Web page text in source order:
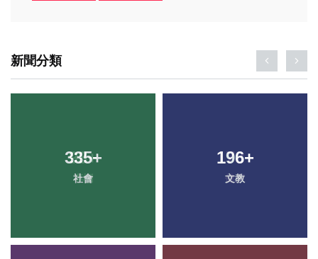
新聞分類
335+
社會
196+
文教